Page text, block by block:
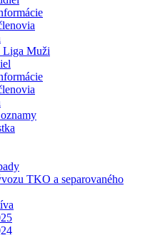
Liga Muži
TKO a separovaného